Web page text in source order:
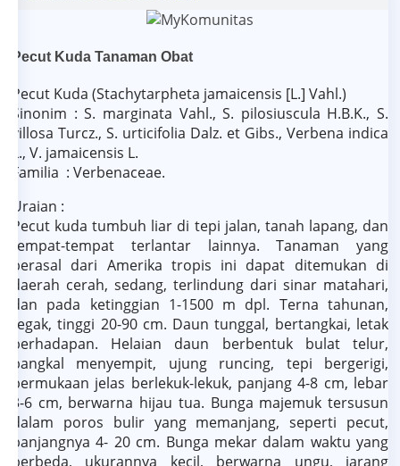
Pecut Kuda Tanaman Obat
Pecut Kuda (Stachytarpheta jamaicensis [L.] Vahl.)
Sinonim : S. marginata Vahl., S. pilosiuscula H.B.K., S.
villosa Turcz., S. urticifolia Dalz. et Gibs., Verbena indica
L., V. jamaicensis L.
Familia : Verbenaceae.
Uraian :
Pecut kuda tumbuh liar di tepi jalan, tanah lapang, dan
tempat-tempat terlantar lainnya. Tanaman yang
berasal dari Amerika tropis ini dapat ditemukan di
daerah cerah, sedang, terlindung dari sinar matahari,
dan pada ketinggian 1-1500 m dpl. Terna tahunan,
tegak, tinggi 20-90 cm. Daun tunggal, bertangkai, letak
berhadapan. Helaian daun berbentuk bulat telur,
pangkal menyempit, ujung runcing, tepi bergerigi,
permukaan jelas berlekuk-lekuk, panjang 4-8 cm, lebar
3-6 cm, berwarna hijau tua. Bunga majemuk tersusun
dalam poros bulir yang memanjang, seperti pecut,
panjangnya 4- 20 cm. Bunga mekar dalam waktu yang
berbeda, ukurannya kecil, berwarna ungu, jarang